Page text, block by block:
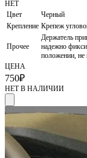
НЕТ
Цвет
Черный
Крепление Крепеж
Прочее
Держатель
надежно
положении, не
ЦЕНА
750₽
НЕТ В НАЛИЧИИ